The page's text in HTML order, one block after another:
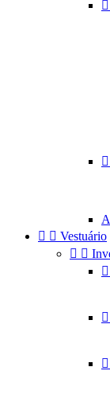


  Vestuário
 


